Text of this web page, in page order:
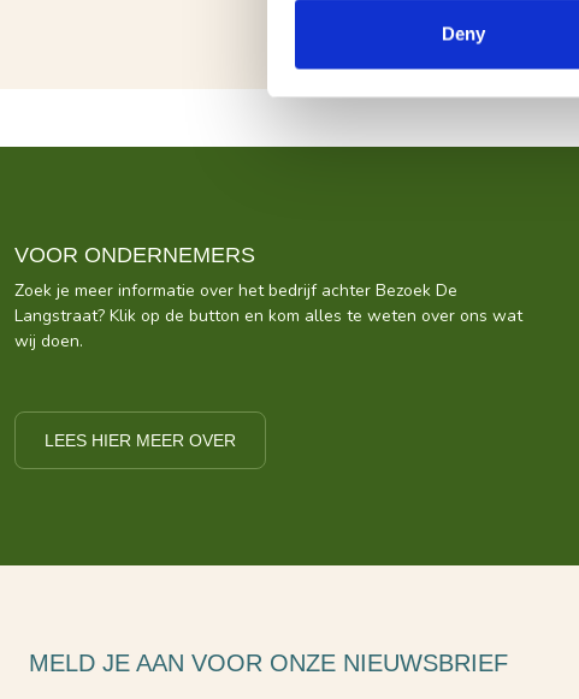
Deny
VOOR ONDERNEMERS
Zoek je meer informatie over het bedrijf achter Bezoek De
Langstraat? Klik op de button en kom alles te weten over ons wat
wij doen.
LEES HIER MEER OVER
MELD JE AAN VOOR ONZE NIEUWSBRIEF